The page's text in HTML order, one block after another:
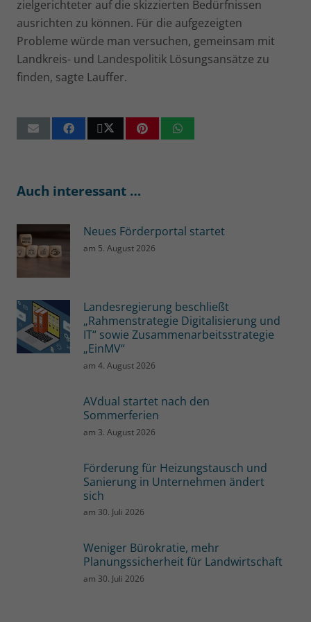
zielgerichteter auf die skizzierten Bedürfnissen
ausrichten zu können. Für die aufgezeigten
Probleme würde man versuchen, gemeinsam mit
Landkreis- und Landespolitik Lösungsansätze zu
finden, sagte Lauffer.
Auch interessant …
Neues Förderportal startet
am 5. August 2026
Landesregierung beschließt
„Rahmenstrategie Digitalisierung und
IT“ sowie Zusammenarbeitsstrategie
„EinMV“
am4. August 2026
AVdual startet nach den
Sommerferien
am 3. August 2026
Förderung für Heizungstausch und
Sanierung in Unternehmen ändert
sich
am 30. Juli 2026
Weniger Bürokratie, mehr
Planungssicherheit für Landwirtschaft
am 30. Juli 2026